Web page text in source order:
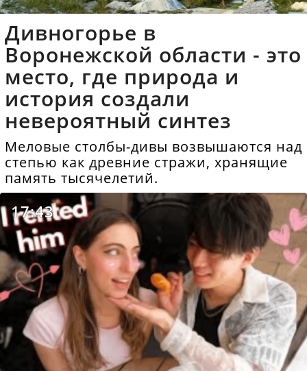
Дивногорье в
Воронежской области - это
место, где природа и
история создали
невероятный синтез
Меловые столбы-дивы возвышаются над
степью как древние стражи, хранящие
память тысячелетий.
17:43